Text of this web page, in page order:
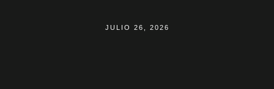
JULIO 26, 2026